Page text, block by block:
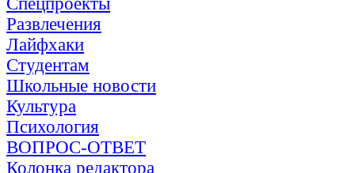
Развлечения
Лайфхаки
Студентам
Школьные новости
Культура
Психология
ВОПРОС-ОТВЕТ
Колонка редактора